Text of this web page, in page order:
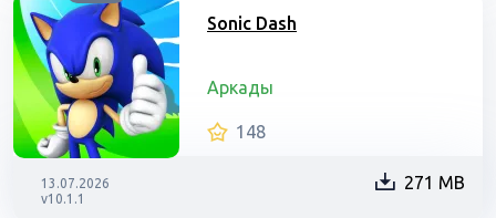
Sonic Dash
Аркады
148
13.07.2026
v10.1.1
271 MB